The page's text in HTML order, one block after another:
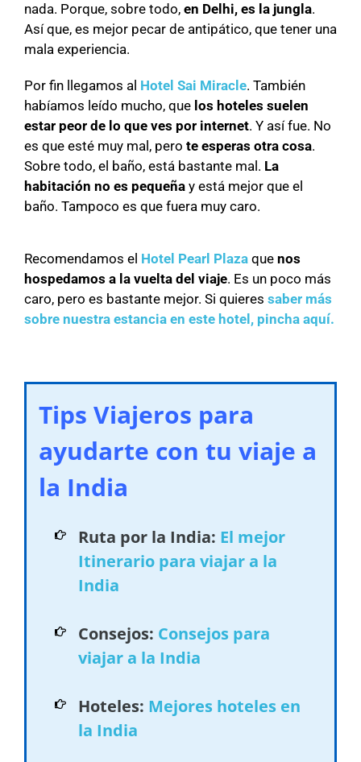
nada. Porque, sobre todo, en Delhi, es la jungla.
Así que, es mejor pecar de antipático, que tener una
mala experiencia.
Por fin llegamos al Hotel Sai Miracle. También
habíamos leído mucho, que los hoteles suelen
estar peor de lo que ves por internet. Y así fue. No
es que esté muy mal, pero te esperas otra cosa.
Sobre todo, el baño, está bastante mal. La
habitación no es pequeña y está mejor que el
baño. Tampoco es que fuera muy caro.
Recomendamos el Hotel Pearl Plaza que nos
hospedamos a la vuelta del viaje. Es un poco más
caro, pero es bastante mejor. Si quieres saber más
sobre nuestra estancia en este hotel, pincha aquí.
Tips Viajeros para
ayudarte con tu viaje a
la India
Ruta por la India: El mejor
Itinerario para viajar a la
India
Consejos: Consejos para
viajar a la India
Hoteles: Mejores hoteles en
la India